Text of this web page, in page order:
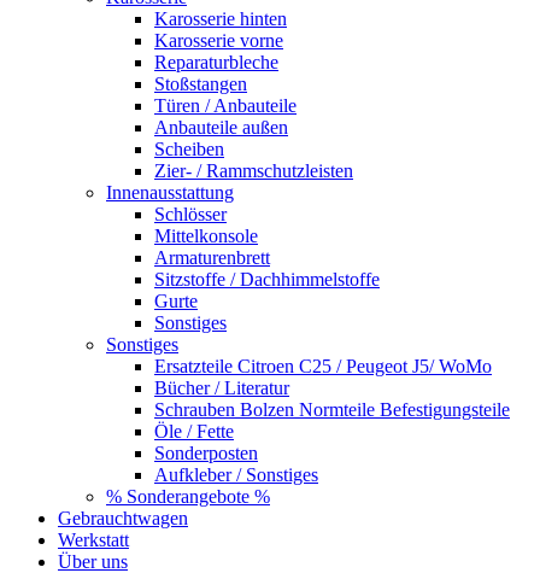
Karosserie hinten
Karosserie vorne
Reparaturbleche
Stoßstangen
Türen / Anbauteile
Anbauteile außen
Scheiben
Zier- / Rammschutzleisten
Innenausstattung
Schlösser
Mittelkonsole
Armaturenbrett
Sitzstoffe / Dachhimmelstoffe
Gurte
Sonstiges
Sonstiges
Ersatzteile Citroen C25 / Peugeot J5/ WoMo
Bücher / Literatur
Schrauben Bolzen Normteile Befestigungsteile
Öle / Fette
Sonderposten
Aufkleber / Sonstiges
% Sonderangebote %
Gebrauchtwagen
Werkstatt
Über uns